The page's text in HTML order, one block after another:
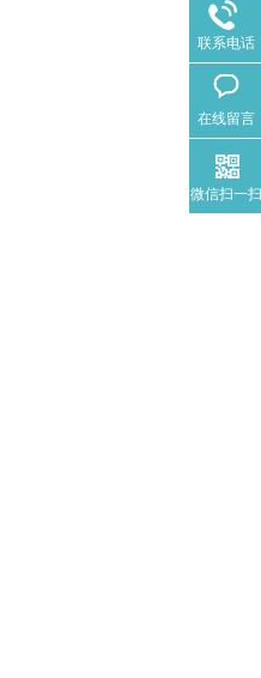
联系电话
在线留言
微信扫一扫